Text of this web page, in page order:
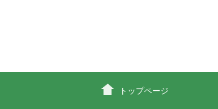
トップページ